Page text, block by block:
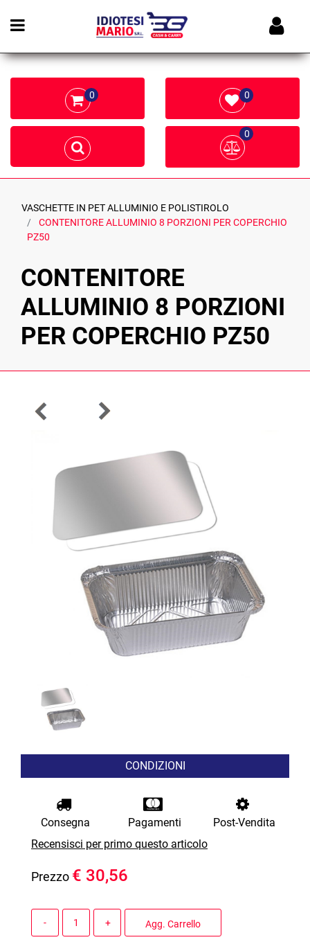
Open menu
0 0
0
VASCHETTE IN PET ALLUMINIO E POLISTIROLO
CONTENITORE ALLUMINIO 8 PORZIONI PER COPERCHIO
PZ50
CONTENITORE
ALLUMINIO 8 PORZIONI
PER COPERCHIO PZ50
CONDIZIONI
Consegna Pagamenti
Post-Vendita
Recensisci per primo questo articolo
Prezzo € 30,56
Agg. Carrello